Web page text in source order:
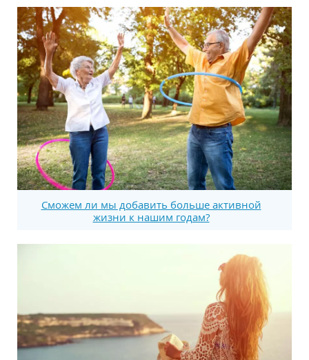
Сможем ли мы добавить больше активной
жизни к нашим годам?